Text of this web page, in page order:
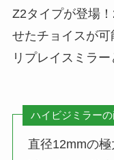
Z2タイプが登場
せたチョイスが
リプレイスミラ
ハイビジミラー
直径12mmの